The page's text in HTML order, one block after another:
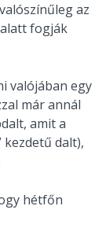
az
fogják
valójában egy
már annál
amit a
kezdetű dalt),
hétfőn